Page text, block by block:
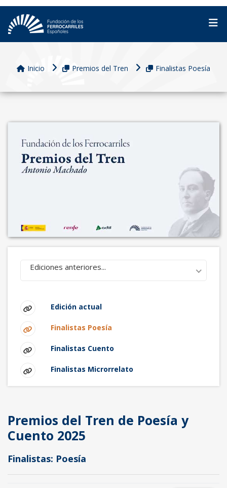
Inicio Premios del Tren Finalistas Poesía
Ediciones anteriores...
Edición actual
Finalistas Poesía
Finalistas Cuento
Finalistas Microrrelato
Premios del Tren de Poesía y
Cuento 2025
Finalistas: Poesía